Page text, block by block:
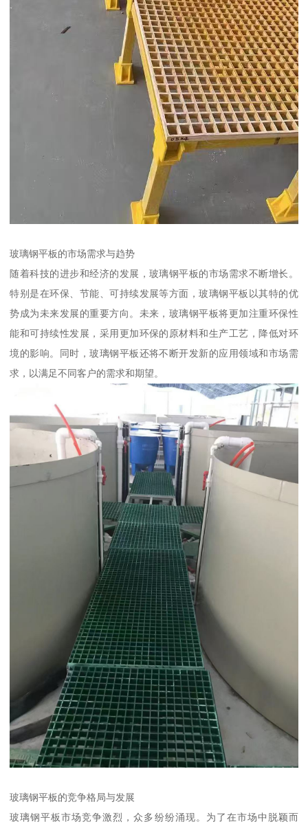
玻璃钢平板的市场需求与趋势
随着科技的进步和经济的发展，玻璃钢平板的市场需求不断增长。
特别是在环保、节能、可持续发展等方面，玻璃钢平板以其特的优
势成为未来发展的重要方向。未来，玻璃钢平板将更加注重环保性
能和可持续性发展，采用更加环保的原材料和生产工艺，降低对环
境的影响。同时，玻璃钢平板还将不断开发新的应用领域和市场需
求，以满足不同客户的需求和期望。
玻璃钢平板的竞争格局与发展
玻璃钢平板市场竞争激烈，众多纷纷涌现。为了在市场中脱颖而